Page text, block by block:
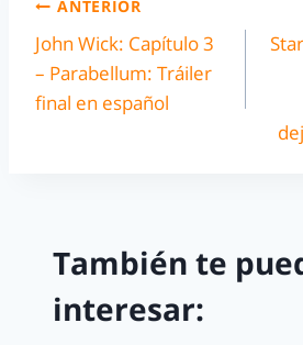
ANTERIOR
John Wick: Capítulo 3
– Parabellum: Tráiler
final en español
También te
interesar: